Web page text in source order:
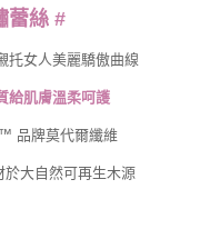
額度並採取法律行動。
蕾絲 #
托女人美麗驕傲曲線
給肌膚溫柔呵護
品牌莫代爾纖維
大自然可再生木源